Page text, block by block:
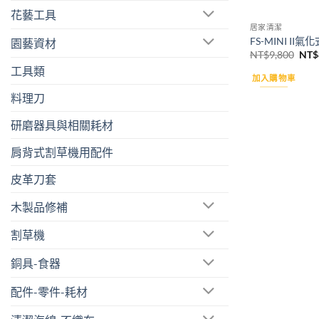
花藝工具
園藝資材
工具類
料理刀
研磨器具與相關耗材
肩背式割草機用配件
皮革刀套
木製品修補
割草機
銅具-食器
配件-零件-耗材
居家清潔
FS-MINI II氣化
NT$9,800 原
NT$
加入購物車